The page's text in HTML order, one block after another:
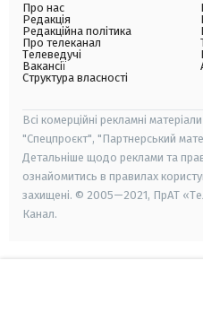
Про нас
Редакція
Редакційна політика
Про телеканал
Телеведучі
Вакансії
Структура власності
Всі комерційні рекламні
"Спецпроєкт", "Партнерський
Детальніше щодо реклами та
ознайомитись в правилах
захищені. © 2005—2021, ПрАТ
Канал.